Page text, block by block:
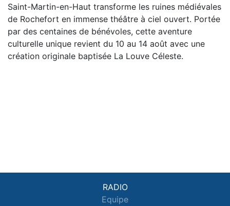
Saint-Martin-en-Haut transforme les ruines médiévales
de Rochefort en immense théâtre à ciel ouvert. Portée
par des centaines de bénévoles, cette aventure
culturelle unique revient du 10 au 14 août avec une
création originale baptisée La Louve Céleste.
RADIO
Equipe